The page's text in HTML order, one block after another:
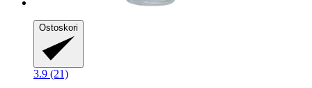
Ostoskori
3.9 (21)